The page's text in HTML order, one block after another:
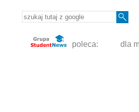
poleca: dla